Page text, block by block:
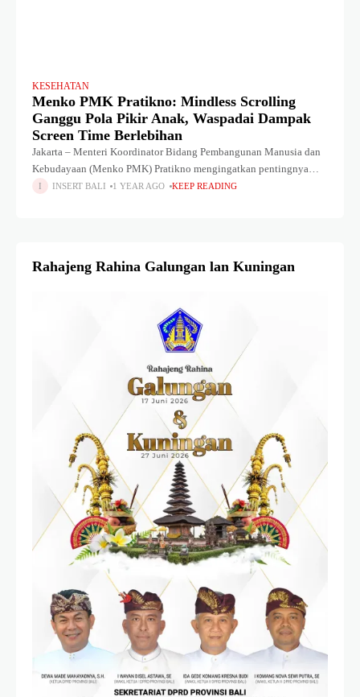
KESEHATAN
Menko PMK Pratikno: Mindless Scrolling
Ganggu Pola Pikir Anak, Waspadai Dampak
Screen Time Berlebihan
Jakarta – Menteri Koordinator Bidang Pembangunan Manusia dan
Kebudayaan (Menko PMK) Pratikno mengingatkan pentingnya
mengontrol waktu anak dalam menggunakan gawai, khususnya
INSERT BALI 1 YEAR AGO KEEP READING
Rahajeng Rahina Galungan lan Kuningan